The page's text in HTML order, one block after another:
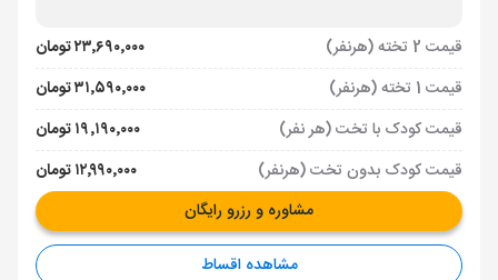
قیمت 2 تخته (هرنفر)
۲۳٬۶۹۰٬۰۰۰ تومان
قیمت 1 تخته (هرنفر)
۳۱٬۵۹۰٬۰۰۰ تومان
قیمت کودک با تخت (هر نفر)
۱۹٬۱۹۰٬۰۰۰ تومان
قیمت کودک بدون تخت (هرنفر)
۱۲٬۹۹۰٬۰۰۰ تومان
مشاوره و رزرو رایگان
مشاهده اقساط